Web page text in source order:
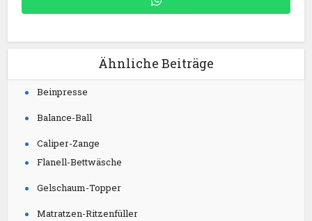
Ähnliche Beiträge
Beinpresse
Balance-Ball
Caliper-Zange
Flanell-Bettwäsche
Gelschaum-Topper
Matratzen-Ritzenfüller